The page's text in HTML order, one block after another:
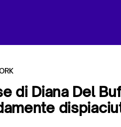
di Diana Del